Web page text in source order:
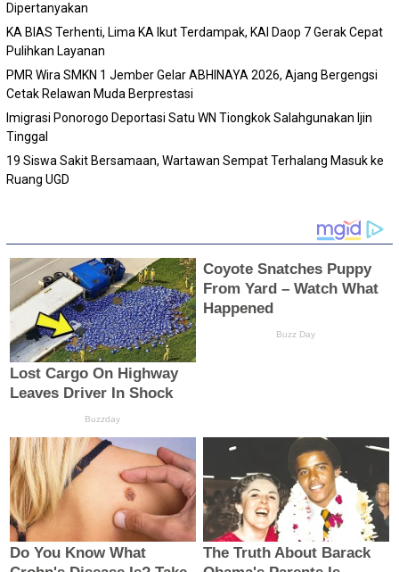
Dipertanyakan
KA BIAS Terhenti, Lima KA Ikut Terdampak, KAI Daop 7 Gerak Cepat
Pulihkan Layanan
PMR Wira SMKN 1 Jember Gelar ABHINAYA 2026, Ajang Bergengsi
Cetak Relawan Muda Berprestasi
Imigrasi Ponorogo Deportasi Satu WN Tiongkok Salahgunakan Ijin
Tinggal
19 Siswa Sakit Bersamaan, Wartawan Sempat Terhalang Masuk ke
Ruang UGD